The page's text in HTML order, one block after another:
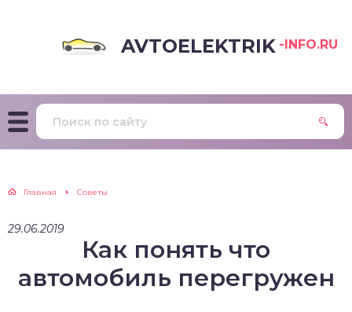
AVTOELEKTRIK -INFO.RU
Главная Советы
29.06.2019
Как понять что
автомобиль перегружен